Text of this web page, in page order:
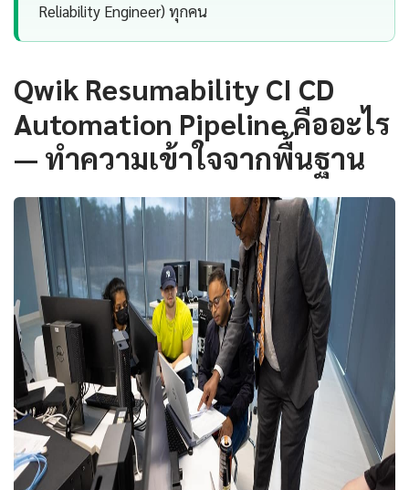
Reliability Engineer) ทุกคน
Qwik Resumability CI CD
Automation Pipeline คืออะไร
— ทำความเข้าใจจากพื้นฐาน